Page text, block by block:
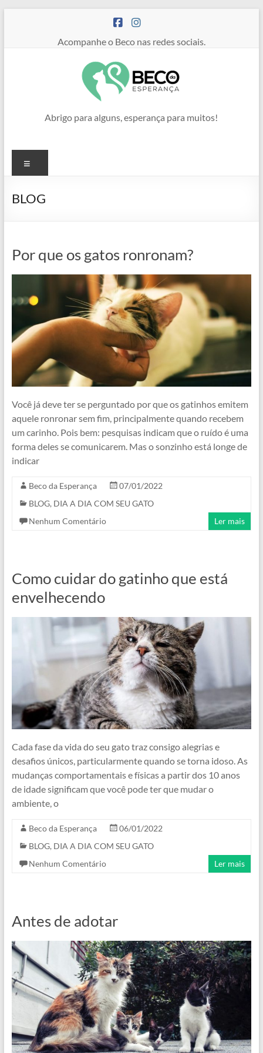
Acompanhe o Beco nas redes sociais.
Abrigo para alguns, esperança para muitos!
BLOG
Por que os gatos ronronam?
Você já deve ter se perguntado por que os gatinhos emitem
aquele ronronar sem fim, principalmente quando recebem
um carinho. Pois bem: pesquisas indicam que o ruído é uma
forma deles se comunicarem. Mas o sonzinho está longe de
indicar
Beco da Esperança
07/01/2022
BLOG, DIA A DIA COM SEU GATO
Nenhum Comentário
Ler mais
Como cuidar do gatinho que está
envelhecendo
Cada fase da vida do seu gato traz consigo alegrias e
desafios únicos, particularmente quando se torna idoso. As
mudanças comportamentais e físicas a partir dos 10 anos
de idade significam que você pode ter que mudar o
ambiente, o
Beco da Esperança
06/01/2022
BLOG, DIA A DIA COM SEU GATO
Nenhum Comentário
Ler mais
Antes de adotar